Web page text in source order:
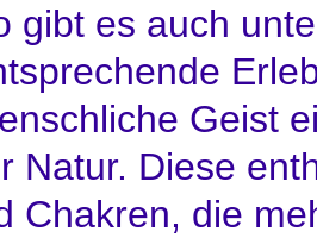
gibt es auch
Geist
Natur. Diese
Chakren, die